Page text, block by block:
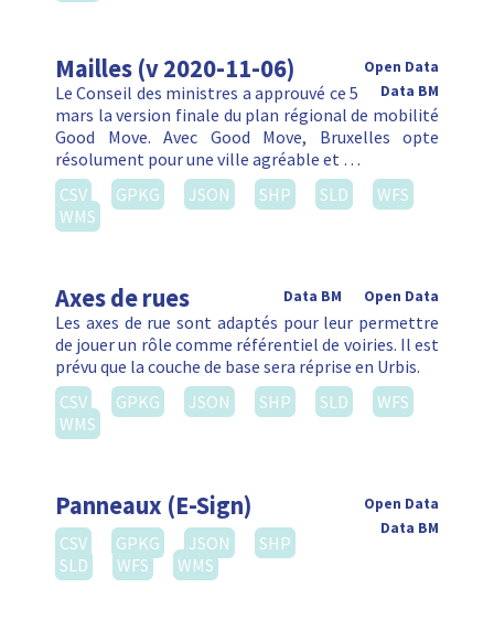
Mailles (v 2020-11-06)
Open Data
Data BM
Le Conseil des ministres a approuvé ce 5
mars la version finale du plan régional de mobilité
Good Move. Avec Good Move, Bruxelles opte
résolument pour une ville agréable et …
CSV
GPKG JSON SHP SLD
WFS
WMS
Axes de rues Open Data
Data BM
Les axes de rue sont adaptés pour leur permettre
de jouer un rôle comme référentiel de voiries. Il est
prévu que la couche de base sera réprise en Urbis.
CSV
GPKG JSON SHP SLD
WFS
WMS
Panneaux (E-Sign)
Open Data
Data BM
CSV GPKG JSON
SHP
SLD
WFS WMS